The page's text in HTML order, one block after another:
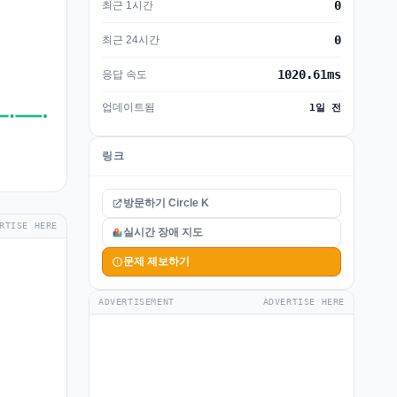
HERE
최근 1시간 0
최근 24시간 0
응답 속도 1020.61ms
업데이트됨 1일 전
링크
방문하기 Circle K
실시간 장애 지도
문제 제보하기
ADVERTISEMENT ADVERTISE HERE